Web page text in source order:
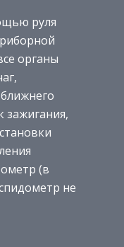
руля
органы
зажигания,
(в
не